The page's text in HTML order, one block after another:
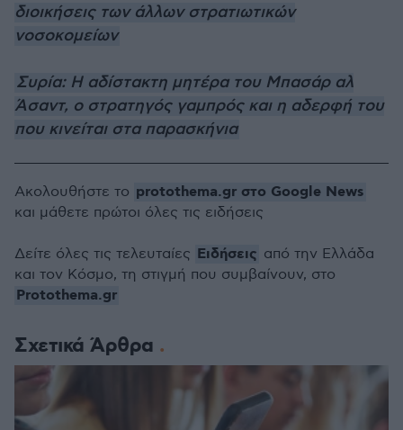
διοικήσεις των άλλων στρατιωτικών
νοσοκομείων
Συρία: Η αδίστακτη μητέρα του Μπασάρ αλ
Άσαντ, ο στρατηγός γαμπρός και η αδερφή του
που κινείται στα παρασκήνια
Σχετικά Άρθρα
Ακολουθήστε το protothema.gr στο Google News
και μάθετε πρώτοι όλες τις ειδήσεις
Δείτε όλες τις τελευταίες Ειδήσεις από την Ελλάδα
και τον Κόσμο, τη στιγμή που συμβαίνουν, στο
Protothema.gr